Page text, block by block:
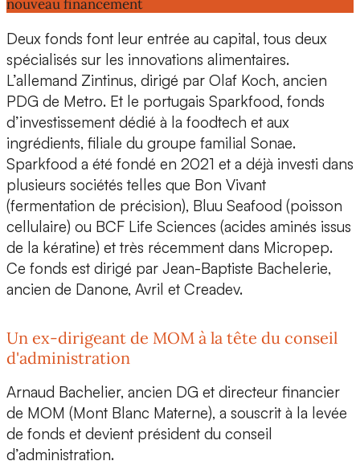
nouveau financement
Deux fonds font leur entrée au capital, tous deux
spécialisés sur les innovations alimentaires.
L’allemand Zintinus, dirigé par Olaf Koch, ancien
PDG de Metro. Et le portugais Sparkfood, fonds
d’investissement dédié à la foodtech et aux
ingrédients, filiale du groupe familial Sonae.
Sparkfood a été fondé en 2021 et a déjà investi dans
plusieurs sociétés telles que Bon Vivant
(fermentation de précision), Bluu Seafood (poisson
cellulaire) ou BCF Life Sciences (acides aminés issus
de la kératine) et très récemment dans Micropep.
Ce fonds est dirigé par Jean-Baptiste Bachelerie,
ancien de Danone, Avril et Creadev.
Un ex-dirigeant de MOM à la tête du conseil
d'administration
Arnaud Bachelier, ancien DG et directeur financier
de MOM (Mont Blanc Materne), a souscrit à la levée
de fonds et devient président du conseil
d’administration.